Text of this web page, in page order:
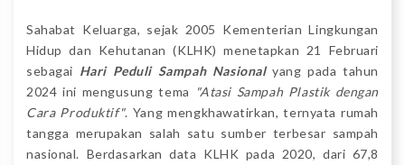
Sahabat Keluarga, sejak 2005 Kementerian Lingkungan
Hidup dan Kehutanan (KLHK) menetapkan 21 Februari
sebagai Hari Peduli Sampah Nasionalyang pada tahun
2024 ini mengusung tema
"Atasi Sampah Plastik dengan
Cara Produktif". Yang mengkhawatirkan, ternyata rumah
tangga merupakan salah satu sumber terbesar sampah
nasional. Berdasarkan data KLHK pada 2020, dari 67,8